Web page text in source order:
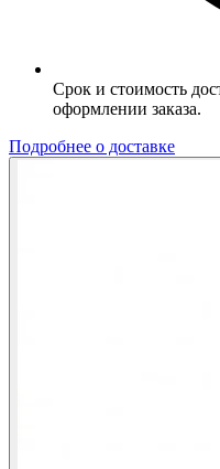
Срок и стоимость
оформлении заказа.
Подробнее о доставке